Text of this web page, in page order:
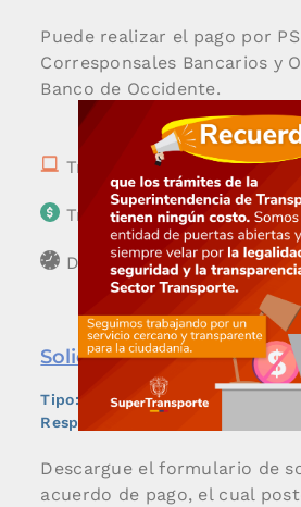
Puede realizar el pago por
Corresponsales Bancarios y
Banco de Occidente.
Trámite en línea
Trámite con costo
Duración: Inmediato
Solicitud de Acuerdos de
Tipo:
Trámite
Responsable:
Descargue el formulario de
acuerdo de pago, el cual